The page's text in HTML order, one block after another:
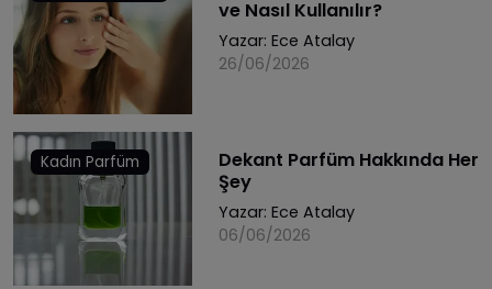
ve Nasıl Kullanılır?
Yazar: Ece Atalay
26/06/2026
Kadın Parfüm
Dekant Parfüm Hakkında Her
Şey
Yazar: Ece Atalay
06/06/2026